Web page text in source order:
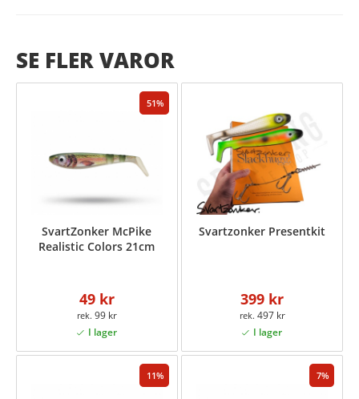
SE FLER VAROR
51
SvartZonker McPike
Realistic Colors 21cm
49 kr
99 kr
Svartzonker Presentkit
399 kr
497 kr
11 7